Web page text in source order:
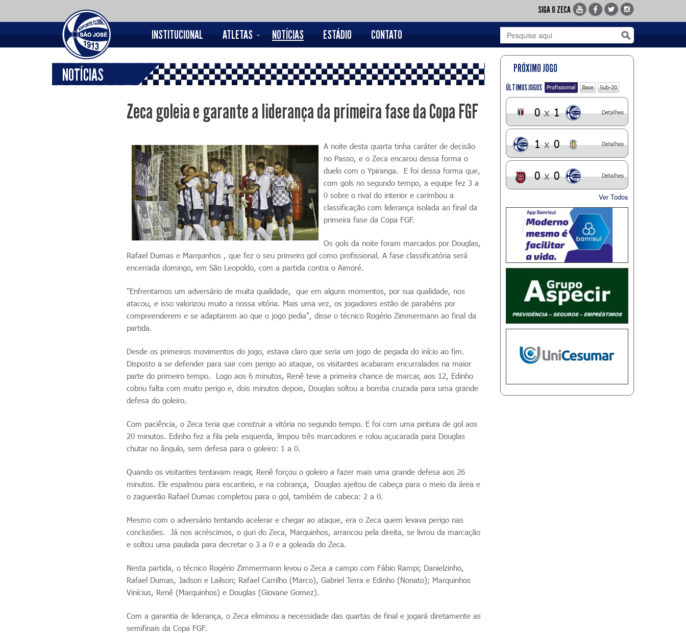
SIGA O ZECA
INSTITUCIONAL ATLETAS NOTÍCIAS ESTÁDIO CONTATO
NOTÍCIAS
Zeca goleia e garante a liderança da primeira fase da Copa FGF
A noite desta quarta tinha caráter de decisão
no Passo, e o Zeca encarou dessa forma o
duelo com o Ypiranga. E foi dessa forma que,
com gols no segundo tempo, a equipe fez 3 a
0 sobre o rival do interior e carimbou a
classificação com liderança isolada ao final da
primeira fase da Copa FGF.
Os gols da noite foram marcados por Douglas,
Rafael Dumas e Marquinhos , que fez o seu primeiro gol como profissional. A fase classificatória será
encerrada domingo, em São Leopoldo, com a partida contra o Aimoré.
"Enfrentamos um adversário de muita qualidade, que em alguns momentos, por sua qualidade, nos
atacou, e isso valorizou muito a nossa vitória. Mais uma vez, os jogadores estão de parabéns por
compreenderem e se adaptarem ao que o jogo pedia", disse o técnico Rogério Zimmermann ao final da
partida.
Desde os primeiros movimentos do jogo, estava claro que seria um jogo de pegada do início ao fim.
Disposto a se defender para sair com perigo ao ataque, os visitantes acabaram encurralados na maior
parte do primeiro tempo. Logo aos 6 minutos, Renê teve a primeira chance de marcar, aos 12, Edinho
cobriu falta com muito perigo e, dois minutos depois, Douglas soltou a bomba cruzada para uma grande
defesa do goleiro.
Com paciência, o Zeca teria que construir a vitória no segundo tempo. E foi com uma pintura de gol aos
20 minutos. Edinho fez a fila pela esquerda, limpou três marcadores e rolou açucarada para Douglas
chutar no ângulo, sem defesa para o goleiro: 1 a 0.
Quando os visitantes tentavam reagir, Renê forçou o goleiro a fazer mais uma grande defesa aos 26
minutos. Ele espalmou para escanteio, e na cobrança, Douglas ajeitou de cabeça para o meio da área e
o zagueirão Rafael Dumas completou para o gol, também de cabeca: 2 a 0.
Mesmo com o adversário tentando acelerar e chegar ao ataque, era o Zeca quem levava perigo nas
conclusões. Já nos acréscimos, o guri do Zeca, Marquinhos, arrancou pela direita, se livrou da marcação
e soltou uma paulada para decretar o 3 a 0 e a goleada do Zeca.
Nesta partida, o técnico Rogério Zimmermann levou o Zeca a campo com Fábio Rampi; Danielzinho,
Rafael Dumas, Jadson e Lailson; Rafael Carrilho (Marco), Gabriel Terra e Edinho (Nonato); Marquinhos
Vinícius, Renê (Marquinhos) e Douglas (Giovane Gomez).
Com a garantia de liderança, o Zeca eliminou a necessidade das quartas de final e jogará diretamente as
semifinais da Copa FGF.
PRÓXIMO JOGO
ÚLTIMOS JOGOS Profissional Base Sub-20
0 x 1 Detalhes
1 x 0 Detalhes
0 x 0 Detalhes
Ver Todos